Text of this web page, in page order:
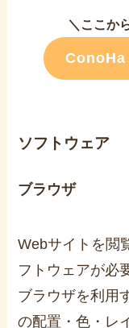
＼ここか
ConoHa
ソフトウェア
ブラウザ
Webサイトを閲
フトウェアが必
ブラウザを利用
の配置・色・レ